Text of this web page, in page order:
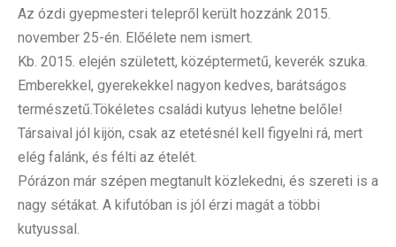
Az ózdi gyepmesteri telepről került hozzánk 2015.
november 25-én. Előélete nem ismert.
Kb. 2015. elején született, középtermetű, keverék szuka.
Emberekkel, gyerekekkel nagyon kedves, barátságos
természetű.Tökéletes családi kutyus lehetne belőle!
Társaival jól kijön, csak az etetésnél kell figyelni rá, mert
elég falánk, és félti az ételét.
Pórázon már szépen megtanult közlekedni, és szereti is a
nagy sétákat. A kifutóban is jól érzi magát a többi
kutyussal.